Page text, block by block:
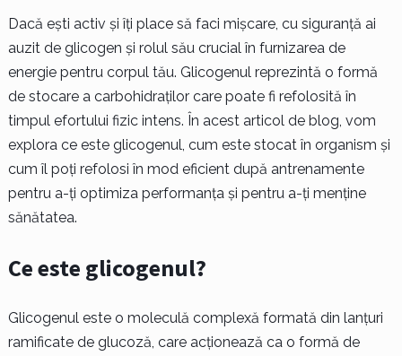
Dacă ești activ și îți place să faci mișcare, cu siguranță ai
auzit de glicogen și rolul său crucial în furnizarea de
energie pentru corpul tău. Glicogenul reprezintă o formă
de stocare a carbohidraților care poate fi refolosită în
timpul efortului fizic intens. În acest articol de blog, vom
explora ce este glicogenul, cum este stocat în organism și
cum îl poți refolosi în mod eficient după antrenamente
pentru a-ți optimiza performanța și pentru a-ți menține
sănătatea.
Ce este glicogenul?
Glicogenul este o moleculă complexă formată din lanțuri
ramificate de glucoză, care acționează ca o formă de